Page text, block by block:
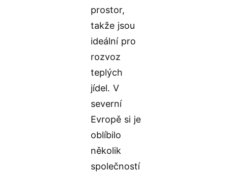
prostor,
takže jsou
ideální pro
rozvoz
teplých
jídel. V
severní
Evropě si je
oblíbilo
několik
společností